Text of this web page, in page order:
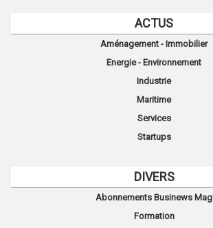
ACTUS
Aménagement - Immobilier
Energie - Environnement
Industrie
Maritime
Services
Startups
DIVERS
Abonnements Businews Mag
Formation